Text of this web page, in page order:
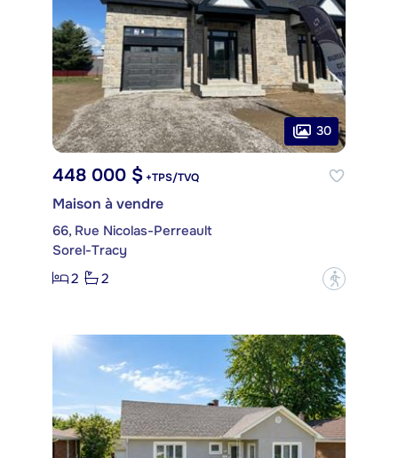
30
448 000 $ +TPS/TVQ
Maison à vendre
66, Rue Nicolas-Perreault
Sorel-Tracy
2
2 ?